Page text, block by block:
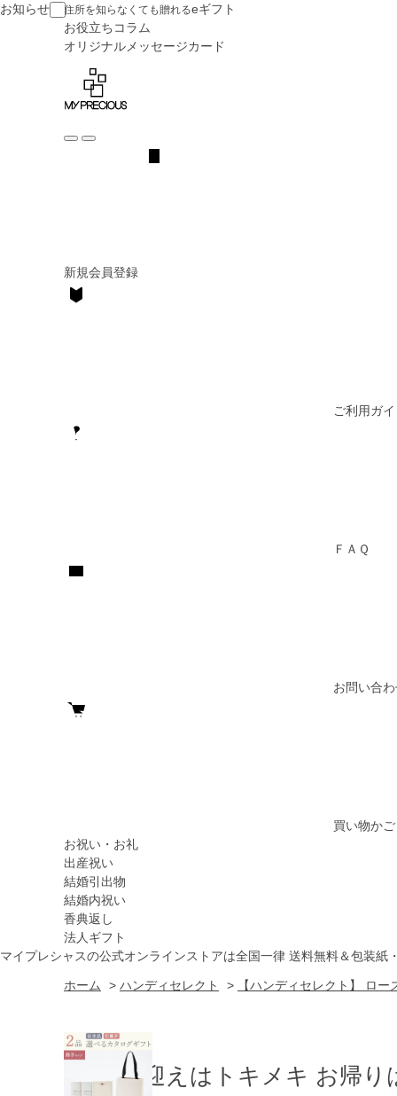
住所を知らなくても贈れるeギフト
お役立ちコラム
オリジナル メッセージカード
新規会員登録
ご利用ガ
ＦＡＱ
お問い合
買い物かご
お祝い・お礼
出産祝い
結婚引出物
結婚内祝い
香典返し
法人ギフト
マイプレシャスの公式オンラインストアは全国一律 送料無料＆包装紙
お知らせ
ホーム > ハンディセレクト > 【ハンディセレクト】 ロー
お出迎えはトキメキ お帰り